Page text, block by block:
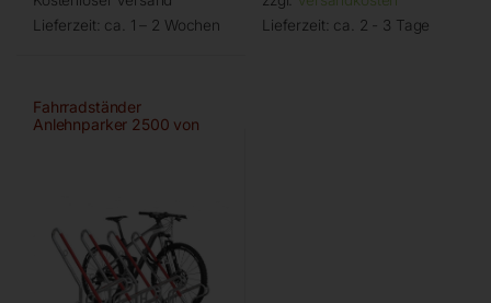
Lieferzeit: ca. 1 – 2 Wochen
Lieferzeit: ca. 2 - 3 Tage
Fahrradständer
Anlehnparker 2500 von